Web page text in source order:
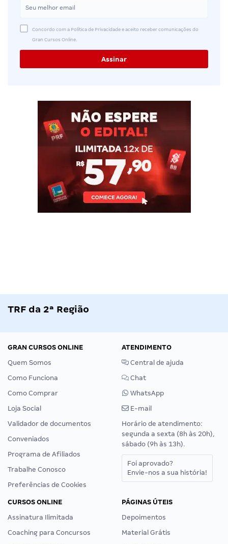
Concordo com a Política de Privacidade e aceito receber comunicações do
Gran Cursos Online.
TRF da 2ª Região
GRAN CURSOS ONLINE
Quem Somos
Como Funciona
Como Comprar
Loja Social
Validador de documentos
Conveniados
Programa de Afiliados
Trabalhe Conosco
Preferências de Cookies
ATENDIMENTO
Central de ajuda
Chat
WhatsApp
E-mail
Horário de atendimento:
segunda a sexta (8h às 20h),
sábado (9h às 13h).
Foi aprovado?
Envie-nos a sua história!
CURSOS ONLINE
Assinatura Ilimitada
Coaching para Concursos
PÁGINAS ÚTEIS
Depoimentos
Material Grátis